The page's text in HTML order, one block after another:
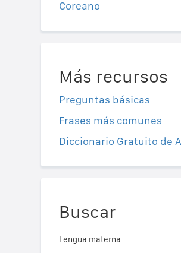
Coreano
Más recursos
Preguntas básicas
Frases más comunes
Diccionario Gratuito de
Buscar
Lengua materna